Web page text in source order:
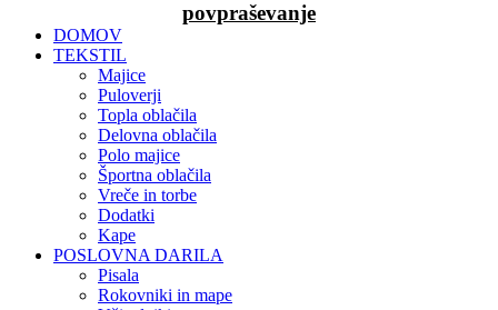
povpraševanje
DOMOV
TEKSTIL
Majice
Puloverji
Topla oblačila
Delovna oblačila
Polo majice
Športna oblačila
Vreče in torbe
Dodatki
Kape
POSLOVNA DARILA
Pisala
Rokovniki in mape